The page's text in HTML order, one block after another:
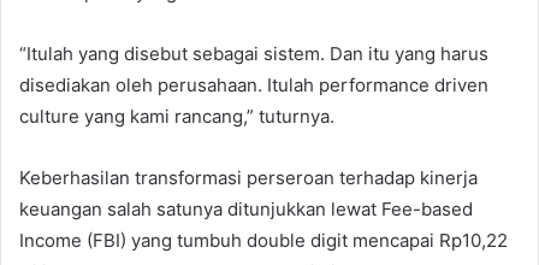
“Itulah yang disebut sebagai sistem. Dan itu yang harus
disediakan oleh perusahaan. Itulah performance driven
culture yang kami rancang,” tuturnya.
Keberhasilan transformasi perseroan terhadap kinerja
keuangan salah satunya ditunjukkan lewat Fee-based
Income (FBI) yang tumbuh double digit mencapai Rp10,22